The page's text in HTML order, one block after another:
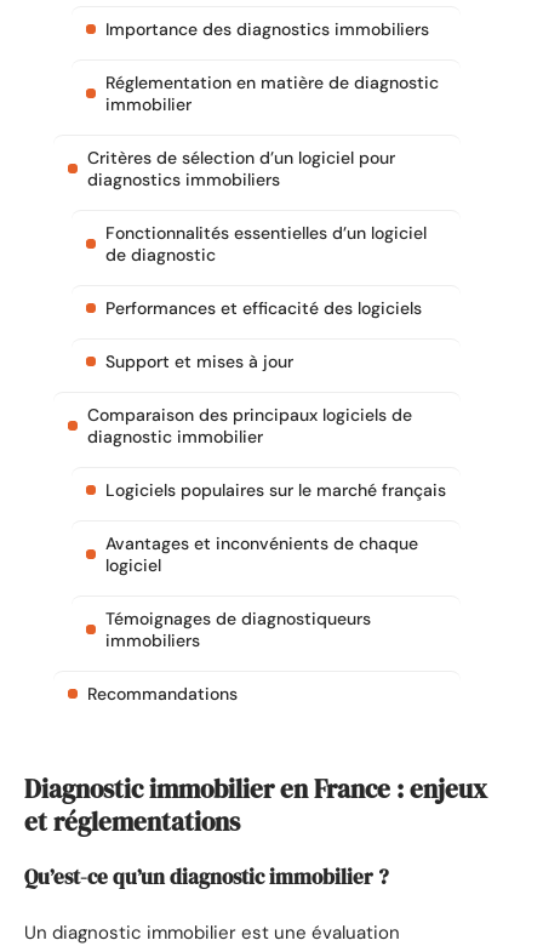
Importance des diagnostics immobiliers
Réglementation en matière de diagnostic
immobilier
Critères de sélection d’un logiciel pour
diagnostics immobiliers
Fonctionnalités essentielles d’un logiciel
de diagnostic
Performances et efficacité des logiciels
Support et mises à jour
Comparaison des principaux logiciels de
diagnostic immobilier
Logiciels populaires sur le marché français
Avantages et inconvénients de chaque
logiciel
Témoignages de diagnostiqueurs
immobiliers
Recommandations
Diagnostic immobilier en France : enjeux
et réglementations
Qu’est-ce qu’un diagnostic immobilier ?
Un diagnostic immobilier est une évaluation